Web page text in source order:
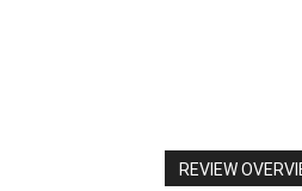
REVIEW